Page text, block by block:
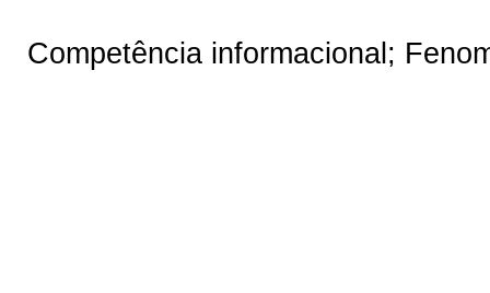
Competência informacional;